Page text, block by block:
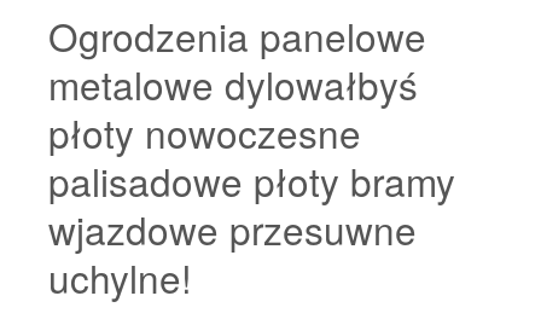
Ogrodzenia panelowe
metalowe dylowałbyś
płoty nowoczesne
palisadowe płoty bramy
wjazdowe przesuwne
uchylne!